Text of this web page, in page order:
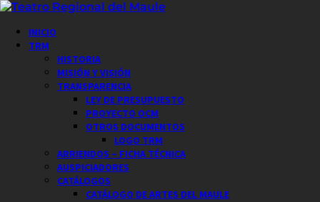
Saltar
contenido
Menú
principal
INICIO
TRM
HISTORIA
MISIÓN Y VISIÓN
TRANSPARENCIA
LEY DE PRESUPUESTO
PROYECTO OCM
OTROS DOCUMENTOS
LOGO TRM
ARRIENDOS – FICHA TÉCNICA
AUSPICIADORES
CATÁLOGOS
CATÁLOGO DE ARTES DEL MAULE